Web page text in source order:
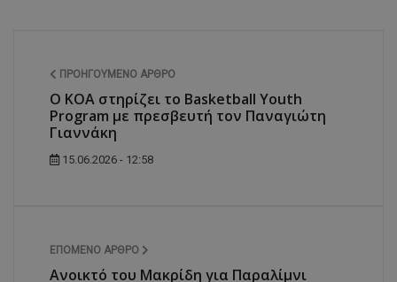
ΠΡΟΗΓΟΎΜΕΝΟ ΆΡΘΡΟ
Ο ΚΟΑ στηρίζει το Basketball Youth
Program με πρεσβευτή τον Παναγιώτη
Γιαννάκη
15.06.2026 - 12:58
ΕΠΌΜΕΝΟ ΆΡΘΡΟ
Ανοικτό του Μακρίδη για Παραλίμνι